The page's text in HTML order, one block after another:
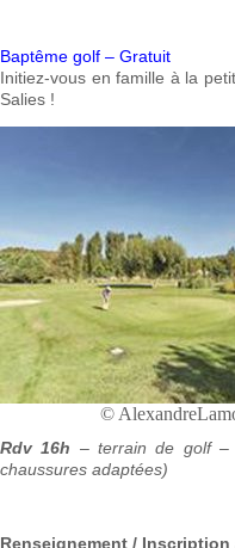
Baptême golf – Gratuit
Initiez-vous en famille à la
Salies !
©
Rdv 16h – terrain de golf –
chaussures adaptées)
Renseignement /